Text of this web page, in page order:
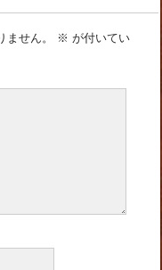
せん。 ※ が付いてい